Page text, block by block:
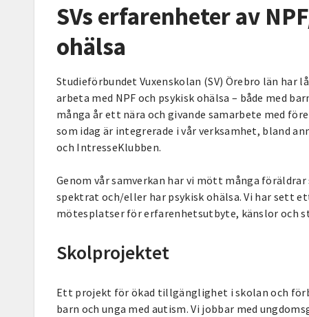
SVs erfarenheter av
ohälsa
Studieförbundet Vuxenskolan (SV) Örebro län har
arbeta med NPF och psykisk ohälsa – både med
många år ett nära och givande samarbete med
som idag är integrerade i vår verksamhet, bland
och IntresseKlubben.
Genom vår samverkan har vi mött många
spektrat och/eller har psykisk ohälsa. Vi har sett
mötesplatser för erfarenhetsutbyte, känslor och
Skolprojektet
Ett projekt för ökad tillgänglighet i skolan och
barn och unga med autism. Vi jobbar med